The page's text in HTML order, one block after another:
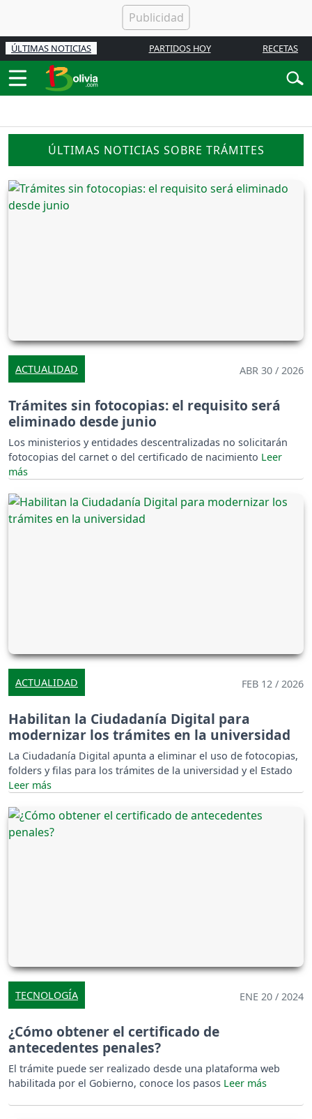
ÚLTIMAS NOTICIAS PARTIDOS HOY RECETAS
ÚLTIMAS NOTICIAS SOBRE TRÁMITES
ACTUALIDAD ABR 30 / 2026
Trámites sin fotocopias: el requisito será
eliminado desde junio
Los ministerios y entidades descentralizadas no solicitarán
fotocopias del carnet o del certificado de nacimiento
ACTUALIDAD FEB 12 / 2026
Habilitan la Ciudadanía Digital para
modernizar los trámites en la universidad
La Ciudadanía Digital apunta a eliminar el uso de fotocopias,
folders y filas para los trámites de la universidad y el Estado
TECNOLOGÍA ENE 20 / 2024
¿Cómo obtener el certificado de
antecedentes penales?
El trámite puede ser realizado desde una plataforma web
habilitada por el Gobierno, conoce los pasos